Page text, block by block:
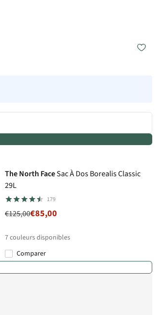
The North FaceSac À Dos Borealis Classic
29L
179
€125,00€85,00
7couleurs disponibles
%
% %
Comparer